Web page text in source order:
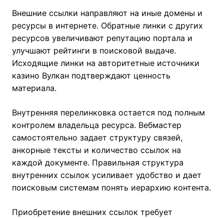
Внешние ссылки направляют на иные домены и
ресурсы в интернете. Обратные линки с других
ресурсов увеличивают репутацию портала и
улучшают рейтинги в поисковой выдаче.
Исходящие линки на авторитетные источники
казино Вулкан подтверждают ценность
материала.
Внутренняя перелинковка остается под полным
контролем владельца ресурса. Вебмастер
самостоятельно задает структуру связей,
анкорные тексты и количество ссылок на
каждой документе. Правильная структура
внутренних ссылок усиливает удобство и дает
поисковым системам понять иерархию контента.
Приобретение внешних ссылок требует